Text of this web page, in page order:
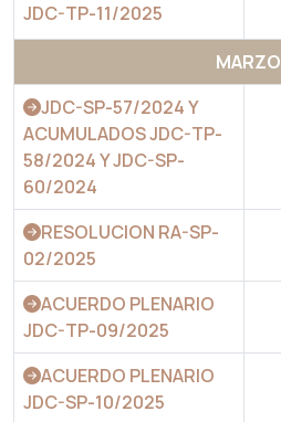
JDC-TP-11/2025
MARZO
JDC-SP-57/2024 Y
ACUMULADOS JDC-TP-
58/2024 Y JDC-SP-
60/2024
RESOLUCION RA-SP-
02/2025
ACUERDO PLENARIO
JDC-TP-09/2025
ACUERDO PLENARIO
JDC-SP-10/2025